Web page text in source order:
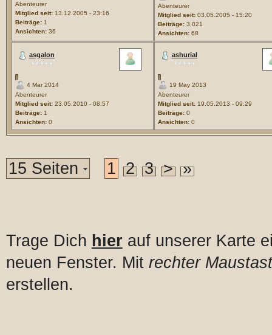
Abenteurer
Mitglied seit:13.12.2005 - 23:16
Beiträge:1
Ansichten:36
Abenteurer
Mitglied seit:03.05.2005 - 15:20
Beiträge:3,021
Ansichten:68
asgalon
4 Mar 2014
Abenteurer
Mitglied seit:23.05.2010 - 08:57
Beiträge:1
Ansichten:0
ashurial
19 May 2013
Abenteurer
Mitglied seit:19.05.2013 - 09:29
Beiträge:0
Ansichten:0
15 Seiten 1 2 3 > »
Trage Dich hier auf unserer Karte
neuen Fenster. Mit rechter
erstellen.